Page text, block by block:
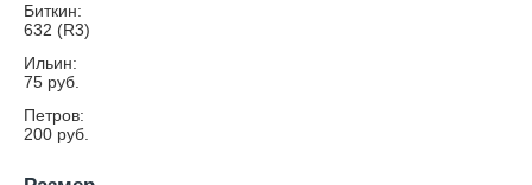
Биткин:
632 (R3)
Ильин:
75 руб.
Петров:
200 руб.